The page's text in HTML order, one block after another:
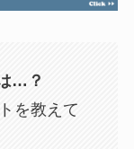
…？
を教えて